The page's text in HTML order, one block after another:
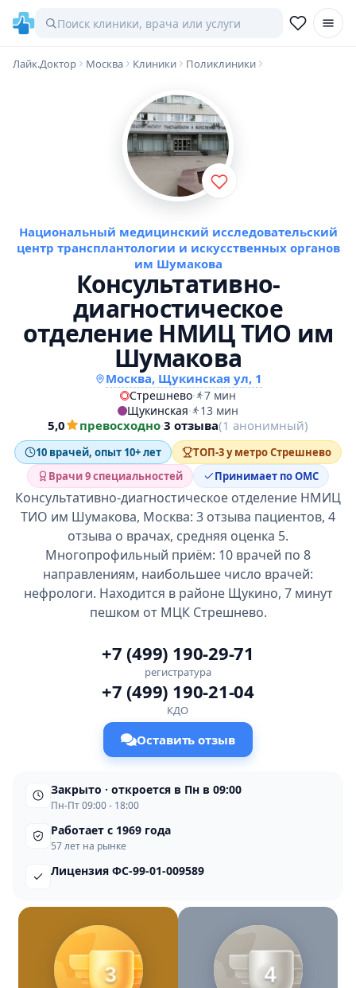
Лайк.Доктор Москва Клиники Поликлиники
Национальный медицинский исследовательский
центр трансплантологии и искусственных органов
им Шумакова
Консультативно-
диагностическое
отделение НМИЦ ТИО им
Шумакова
Москва, Щукинская ул, 1
Стрешнево·
7 мин
Щукинская· 13 мин
5,0 превосходно·3 отзыва(1 анонимный)
10 врачей, опыт 10+ лет
ТОП-3 у метро Стрешнево
Врачи 9 специальностей
Принимает по ОМС
Консультативно-диагностическое отделение НМИЦ
ТИО им Шумакова, Москва: 3 отзыва пациентов, 4
отзыва о врачах, средняя оценка 5.
Многопрофильный приём: 10 врачей по 8
направлениям, наибольшее число врачей:
нефрологи. Находится в районе Щукино, 7 минут
пешком от МЦК Стрешнево.
+7 (499) 190-29-71
регистратура
+7 (499) 190-21-04
КДО
Оставить отзыв
Закрыто · откроется в Пн в 09:00
Пн-Пт 09:00 - 18:00
Работает с 1969 года
57 лет на рынке
Лицензия ФС-99-01-009589
3 4